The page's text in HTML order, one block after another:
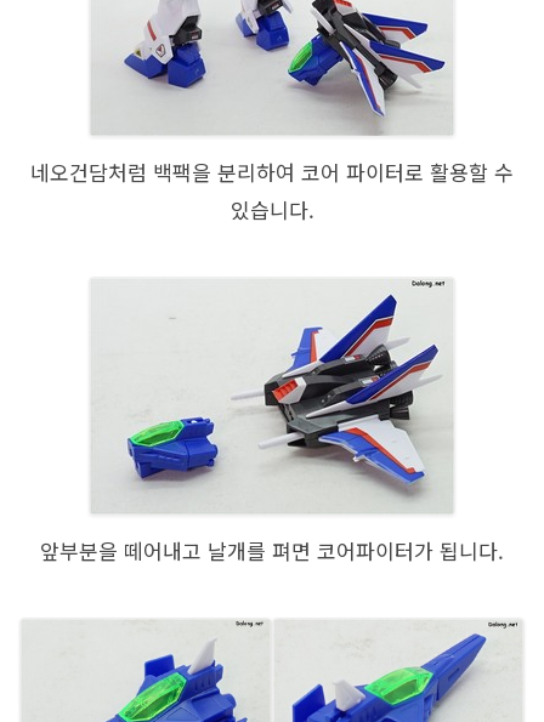
네오건담처럼 백팩을 분리하여 코어 파이터로 활용할 수
있습니다.
앞부분을 떼어내고 날개를 펴면 코어파이터가 됩니다.